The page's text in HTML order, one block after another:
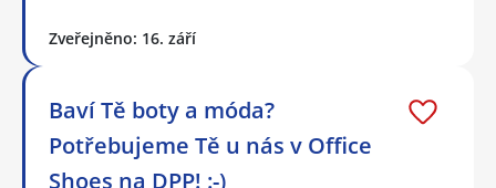
Zveřejněno: 16. září
Baví Tě boty a móda?
Potřebujeme Tě u nás v Office
Shoes na DPP! :-)